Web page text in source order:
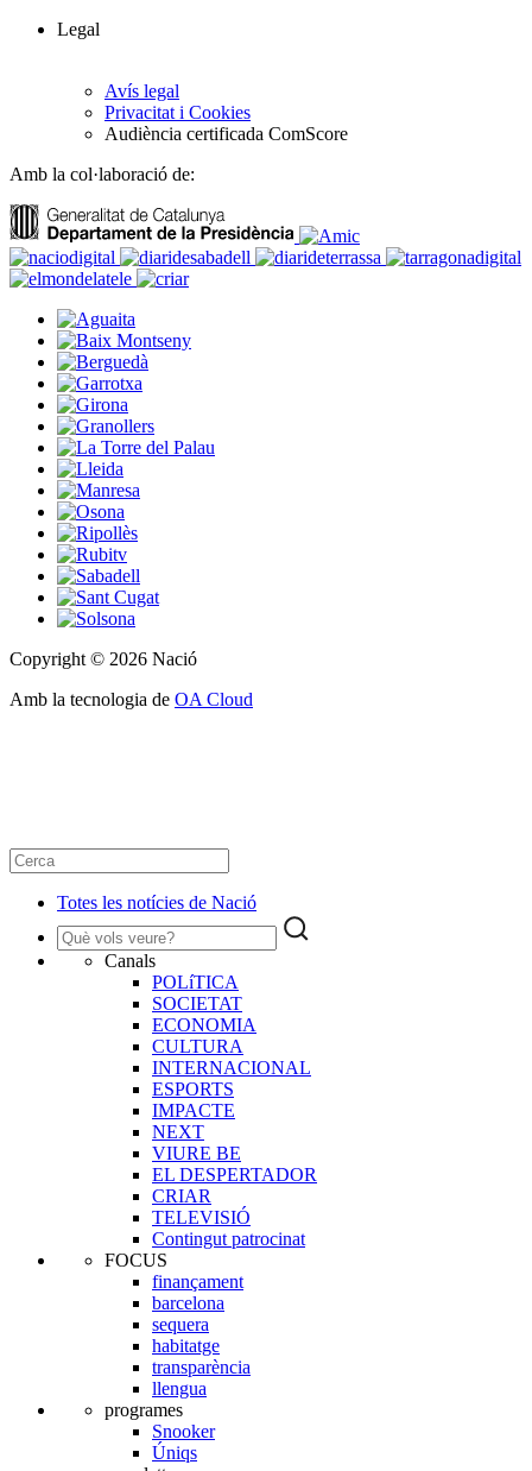
Legal
Avís legal
Privacitat i Cookies
Audiència certificada ComScore
Amb la col·laboració de:
Copyright © 2026 Nació
Amb la tecnologia de OA Cloud
Totes les notícies de Nació
Canals
POLíTICA
SOCIETAT
ECONOMIA
CULTURA
INTERNACIONAL
ESPORTS
IMPACTE
NEXT
VIURE BE
EL DESPERTADOR
CRIAR
TELEVISIÓ
Contingut patrocinat
FOCUS
finançament
barcelona
sequera
habitatge
transparència
llengua
programes
Snooker
Úniqs